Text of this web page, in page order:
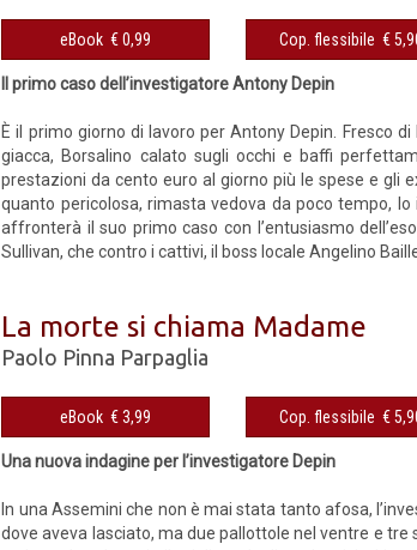
eBook € 0,99 Cop. flessibile €
Il primo caso dell’investigatore Antony Depin
È il primo giorno di lavoro per Antony Depin. Fresco
giacca, Borsalino calato sugli occhi e baffi
prestazioni da cento euro al giorno più le spese e gli
quanto pericolosa, rimasta vedova da poco tempo,
affronterà il suo primo caso con l’entusiasmo
Sullivan, che contro i cattivi, il boss locale Angelino Baille,
La morte si chiama Madame
Paolo Pinna Parpaglia
eBook € 3,99 Cop. flessibile €
Una nuova indagine per l’investigatore Depin
In una Assemini che non è mai stata tanto afosa,
dove aveva lasciato, ma due pallottole nel ventre e